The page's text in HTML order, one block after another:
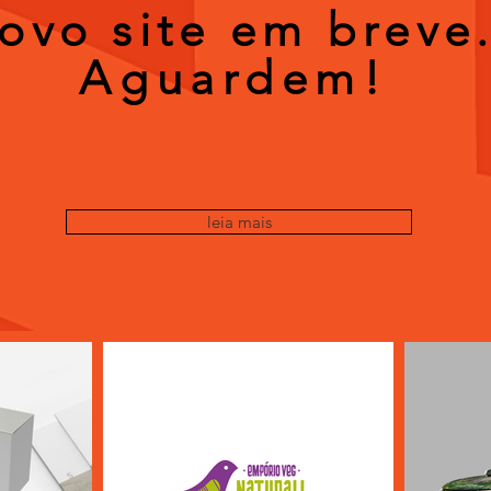
site em
Aguardem!
leia mais